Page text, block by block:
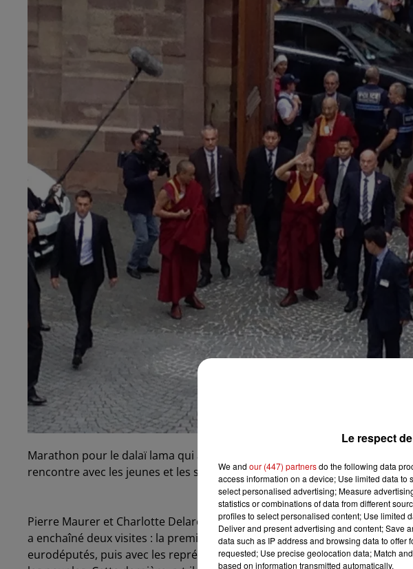
Marathon pour le dalaï lama qui a passé sa première journée à
rencontre avec les jeunes et les strasbourgeois au PMC.
Pierre Maurer et Charlotte Delarchand l'ont suivi. Matinée 100%
a enchaîné deux visites : la première au parlement européen, où il s'est
eurodéputés, puis avec les représentants du conseil de l'Europe. Lors de
Le respect
We and our (447) partnersdo the following data
access information on a device; Use limited data
select personalised advertising; Measure
statistics or combinations of data from different
profiles to select personalised content; Use limited
Deliver and present advertising and content; Save
data such as IP address and browsing data to
requested; Use precise geolocation data; Match
based on information transmitted automatically.